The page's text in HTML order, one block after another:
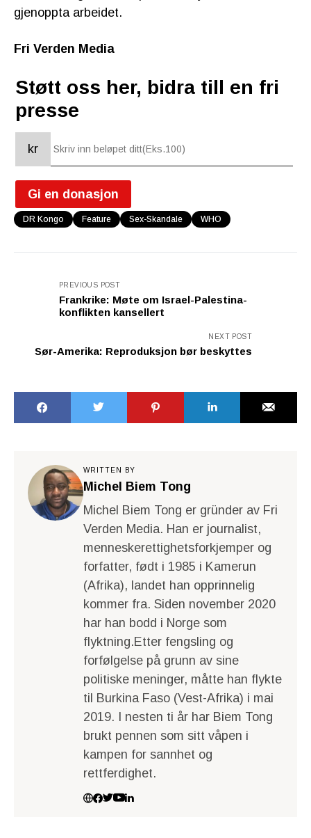
gjenoppta arbeidet.
Fri Verden Media
Støtt oss her, bidra till en fri
presse
kr
Gi en donasjon
DR Kongo Feature Sex-Skandale WHO
PREVIOUS POST
Frankrike: Møte om Israel-Palestina-
konflikten kansellert
NEXT POST
Sør-Amerika: Reproduksjon bør beskyttes
WRITTEN BY
Michel Biem Tong
Michel Biem Tong er gründer av Fri
Verden Media. Han er journalist,
menneskerettighetsforkjemper og
forfatter, født i 1985 i Kamerun
(Afrika), landet han opprinnelig
kommer fra. Siden november 2020
har han bodd i Norge som
flyktning.Etter fengsling og
forfølgelse på grunn av sine
politiske meninger, måtte han flykte
til Burkina Faso (Vest-Afrika) i mai
2019. I nesten ti år har Biem Tong
brukt pennen som sitt våpen i
kampen for sannhet og
rettferdighet.